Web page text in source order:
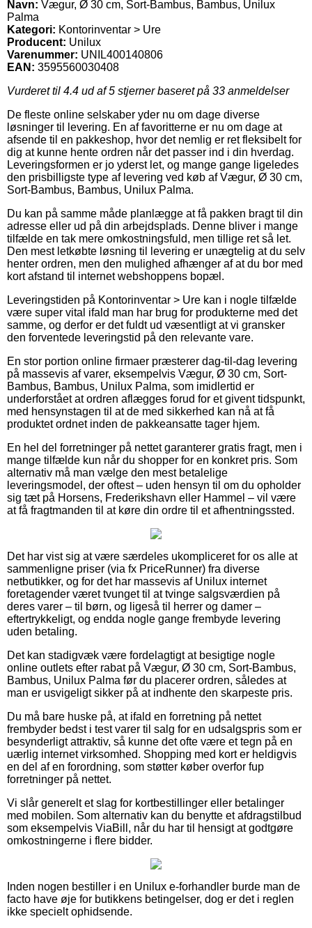
Navn: Vægur, Ø 30 cm, Sort-Bambus, Bambus, Unilux
Palma
Kategori: Kontorinventar > Ure
Producent: Unilux
Varenummer: UNIL400140806
EAN: 3595560030408
Vurderet til 4.4 ud af 5 stjerner baseret på 33 anmeldelser
De fleste online selskaber yder nu om dage diverse
løsninger til levering. En af favoritterne er nu om dage at
afsende til en pakkeshop, hvor det nemlig er ret fleksibelt for
dig at kunne hente ordren når det passer ind i din hverdag.
Leveringsformen er jo yderst let, og mange gange ligeledes
den prisbilligste type af levering ved køb af Vægur, Ø 30 cm,
Sort-Bambus, Bambus, Unilux Palma.
Du kan på samme måde planlægge at få pakken bragt til din
adresse eller ud på din arbejdsplads. Denne bliver i mange
tilfælde en tak mere omkostningsfuld, men tillige ret så let.
Den mest letkøbte løsning til levering er unægtelig at du selv
henter ordren, men den mulighed afhænger af at du bor med
kort afstand til internet webshoppens bopæl.
Leveringstiden på Kontorinventar > Ure kan i nogle tilfælde
være super vital ifald man har brug for produkterne med det
samme, og derfor er det fuldt ud væsentligt at vi gransker
den forventede leveringstid på den relevante vare.
En stor portion online firmaer præsterer dag-til-dag levering
på massevis af varer, eksempelvis Vægur, Ø 30 cm, Sort-
Bambus, Bambus, Unilux Palma, som imidlertid er
underforstået at ordren aflægges forud for et givent tidspunkt,
med hensynstagen til at de med sikkerhed kan nå at få
produktet ordnet inden de pakkeansatte tager hjem.
En hel del forretninger på nettet garanterer gratis fragt, men i
mange tilfælde kun når du shopper for en konkret pris. Som
alternativ må man vælge den mest betalelige
leveringsmodel, der oftest – uden hensyn til om du opholder
sig tæt på Horsens, Frederikshavn eller Hammel – vil være
at få fragtmanden til at køre din ordre til et afhentningssted.
Det har vist sig at være særdeles ukompliceret for os alle at
sammenligne priser (via fx PriceRunner) fra diverse
netbutikker, og for det har massevis af Unilux internet
foretagender været tvunget til at tvinge salgsværdien på
deres varer – til børn, og ligeså til herrer og damer –
eftertrykkeligt, og endda nogle gange frembyde levering
uden betaling.
Det kan stadigvæk være fordelagtigt at besigtige nogle
online outlets efter rabat på Vægur, Ø 30 cm, Sort-Bambus,
Bambus, Unilux Palma før du placerer ordren, således at
man er usvigeligt sikker på at indhente den skarpeste pris.
Du må bare huske på, at ifald en forretning på nettet
frembyder bedst i test varer til salg for en udsalgspris som er
besynderligt attraktiv, så kunne det ofte være et tegn på en
uærlig internet virksomhed. Shopping med kort er heldigvis
en del af en forordning, som støtter køber overfor fup
forretninger på nettet.
Vi slår generelt et slag for kortbestillinger eller betalinger
med mobilen. Som alternativ kan du benytte et afdragstilbud
som eksempelvis ViaBill, når du har til hensigt at godtgøre
omkostningerne i flere bidder.
Inden nogen bestiller i en Unilux e-forhandler burde man de
facto have øje for butikkens betingelser, dog er det i reglen
ikke specielt ophidsende.